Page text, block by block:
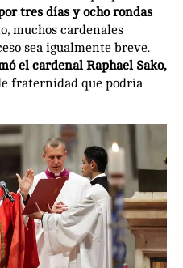
tres días y ocho rondas
muchos cardenales
sea igualmente breve.
el cardenal Raphael Sako,
fraternidad que podría